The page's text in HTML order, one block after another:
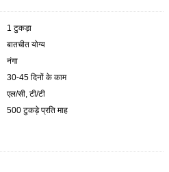
1 टुकड़ा
बातचीत योग्य
नंगा
30-45 दिनों के काम
एल/सी, टी/टी
500 टुकड़े प्रति माह